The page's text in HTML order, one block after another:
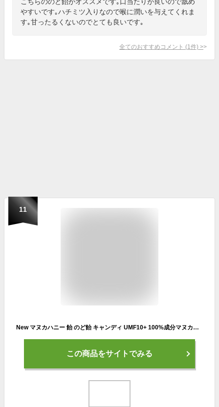
やすいです｡ハチミツ入りなので喉に潤いを与えてくれま
す｡甘ったるくないのでとても良いです｡
全てのおすすめコメント (1 件) >
11
New マヌカハニー 飴 のど飴 キャンディ UMF10+ 100%成分マヌカハニー 自然食 のど飴 お試し企画 新規お客様限定 送料無料 1,000円ポッキリ ネコポス便 マヌカハニー マヌカ のどあめ 飴 あめ のど飴 ドロップ 固形はちみつ ニュージーランド産 ハニージャパン
この商品をサイトでみる